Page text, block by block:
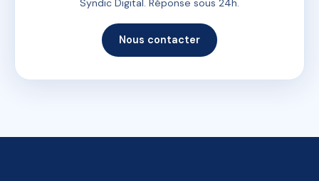
Syndic Digital. Réponse sous 24h.
Nous contacter